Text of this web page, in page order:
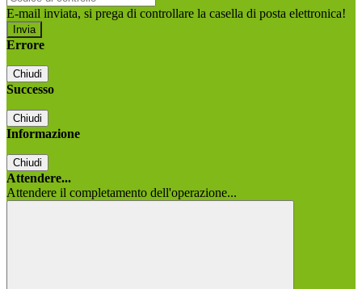
E-mail inviata, si prega di controllare la casella di posta elettronica!
Errore
Chiudi
Successo
Chiudi
Informazione
Chiudi
Attendere...
Attendere il completamento dell'operazione...